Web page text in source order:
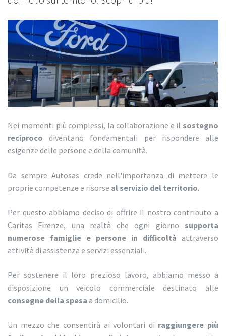
Nei momenti più complessi, la collaborazione e il sostegno
reciproco diventano fondamentali per rispondere alle
esigenze delle persone e della comunità.
Da sempre Autosas crede nell'importanza di mettere le
proprie competenze e risorse al servizio del territorio.
Per questo abbiamo deciso di offrire il nostro contributo a
Caritas Firenze, una realtà che ogni giorno supporta
numerose famiglie e persone in difficoltà attraverso
attività di assistenza e servizi essenziali.
Per sostenere il loro prezioso lavoro, abbiamo messo a
disposizione un veicolo commerciale destinato alle
consegne della spesa a domicilio.
Un mezzo che consentirà ai volontari di raggiungere più